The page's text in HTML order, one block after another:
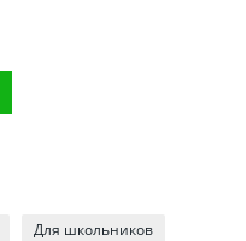
Для школьников